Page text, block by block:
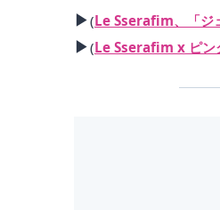
▶(Le Sserafim、「ジ
▶(Le Sserafim x ピン